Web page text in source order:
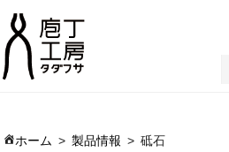
ホーム 製品情報 砥石